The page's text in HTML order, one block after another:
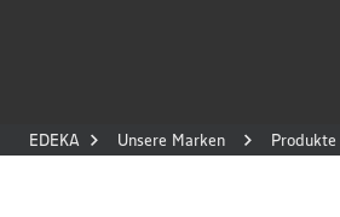
EDEKA Unsere Marken Produkte